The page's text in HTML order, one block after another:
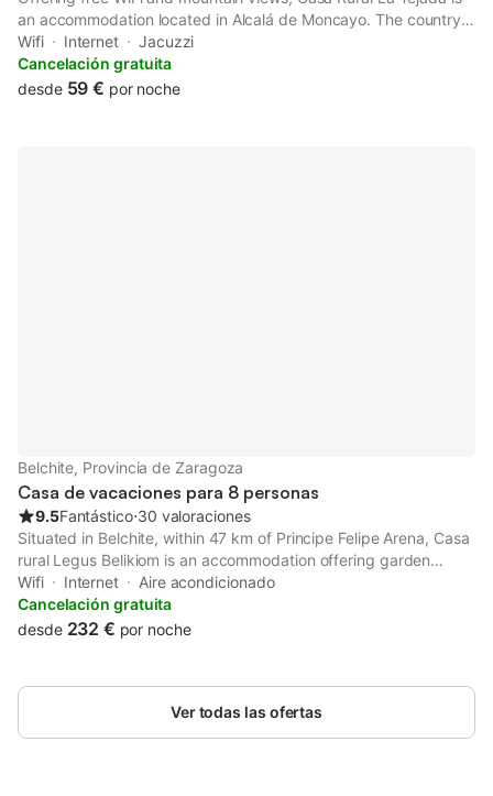
an accommodation located in Alcalá de Moncayo. The country
house features family rooms. At the country house, units have a
wardrobe.
Wifi Internet
Jacuzzi
Cancelación gratuita
desde 59 € por noche
Belchite, Provincia de Zaragoza
Casa de vacaciones para 8 personas
9.5Fantástico⋅30 valoraciones
Situated in Belchite, within 47 km of Principe Felipe Arena, Casa
rural Legus Belikiom is an accommodation offering garden
views.
Wifi Internet
Aire acondicionado
Cancelación gratuita
desde 232 € por noche
Ver todas las ofertas